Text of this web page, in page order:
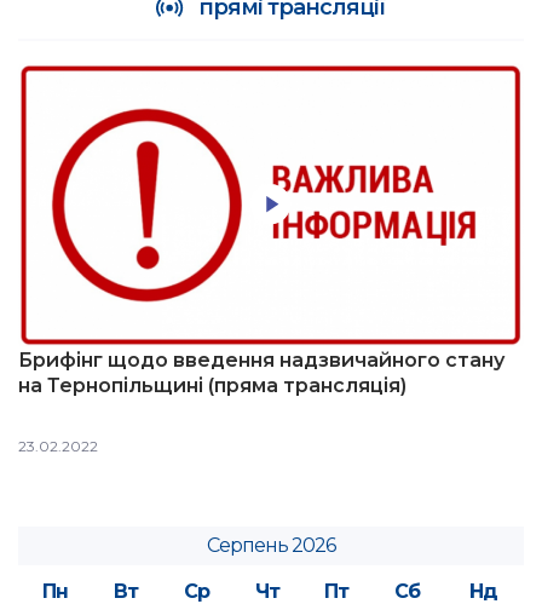
прямі трансляції
Брифінг щодо введення надзвичайного стану
на Тернопільщині (пряма трансляція)
23.02.2022
Серпень 2026
Пн
Вт Ср Чт Пт Сб
Нд